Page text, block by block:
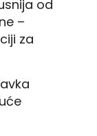
od
–
za